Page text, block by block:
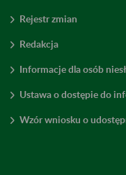
Rejestr zmian
Redakcja
Informacje dla osób
Ustawa o dostępie do
Wzór wniosku o